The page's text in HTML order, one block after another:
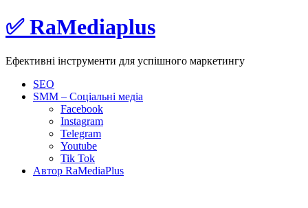
Skip
to
✅ RaMediaplus
Ефективні інструменти для успішного маркетингу
SEO
SMM – Соціальні медіа
Facebook
Instagram
Telegram
Youtube
Tik Tok
Автор RaMediaPlus